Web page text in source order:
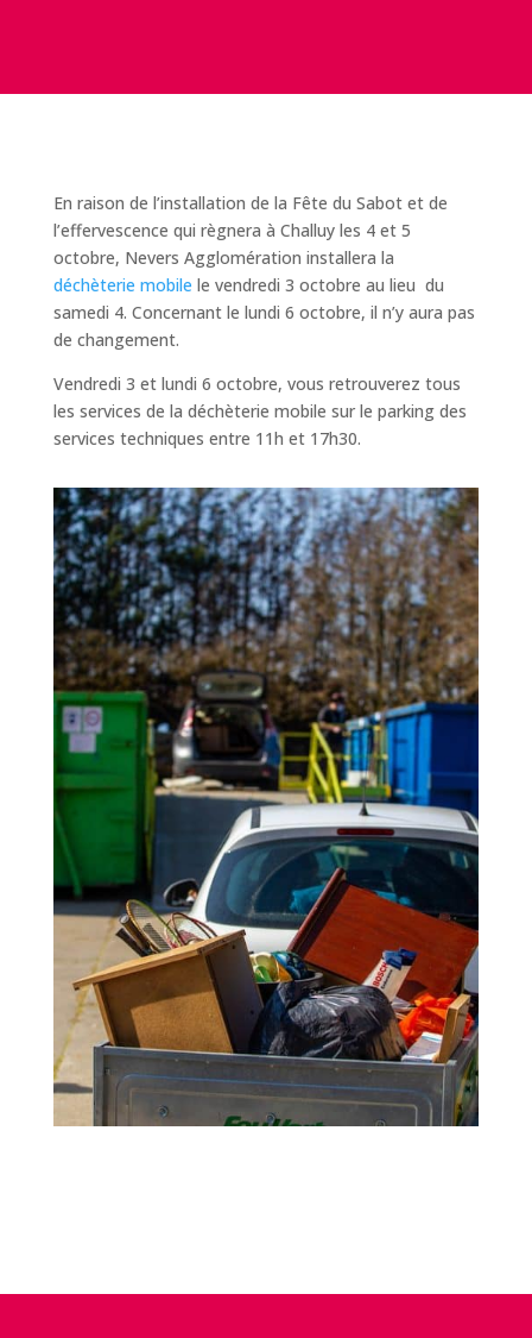
En raison de l’installation de la Fête du Sabot et de
l’effervescence qui règnera à Challuy les 4 et 5
octobre, Nevers Agglomération installera la
déchèterie mobile le vendredi 3 octobre au lieu du
samedi 4. Concernant le lundi 6 octobre, il n’y aura pas
de changement.
Vendredi 3 et lundi 6 octobre, vous retrouverez tous
les services de la déchèterie mobile sur le parking des
services techniques entre 11h et 17h30.